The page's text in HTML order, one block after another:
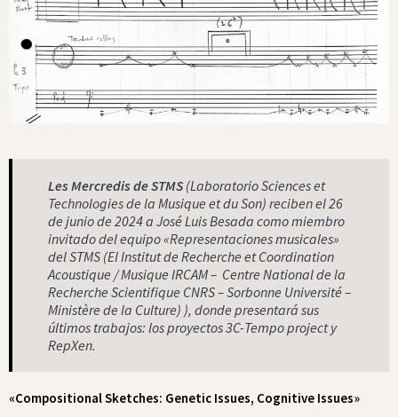
Les Mercredis de STMS (Laboratorio Sciences et
Technologies de la Musique et du Son) reciben el 26
de junio de 2024 a José Luis Besada como miembro
invitado del equipo «Representaciones musicales»
del STMS (El Institut de Recherche et Coordination
Acoustique / Musique IRCAM – Centre National de la
Recherche Scientifique CNRS – Sorbonne Université –
Ministère de la Culture) ), donde presentará sus
últimos trabajos: los proyectos 3C-Tempo project y
RepXen.
«Compositional Sketches: Genetic Issues, Cognitive Issues»